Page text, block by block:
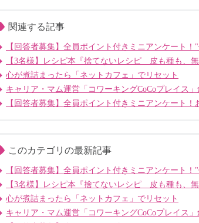
関連する記事
【回答者募集】全員ポイント付きミニアンケート
【3名様】レシピ本『捨てないレシピ 皮も種も、
心が煮詰まったら「ネットカフェ」でリセット
キャリア・マム運営「コワーキングCoCoプレイス
【回答者募集】全員ポイント付きミニアンケート！
このカテゴリの最新記事
【回答者募集】全員ポイント付きミニアンケート
【3名様】レシピ本『捨てないレシピ 皮も種も、
心が煮詰まったら「ネットカフェ」でリセット
キャリア・マム運営「コワーキングCoCoプレイス